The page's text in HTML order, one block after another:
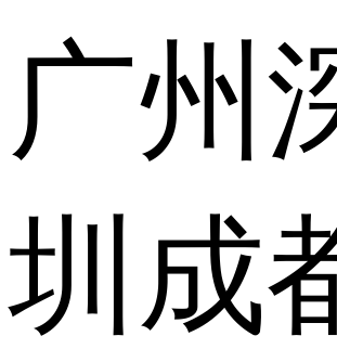
广州
圳 成